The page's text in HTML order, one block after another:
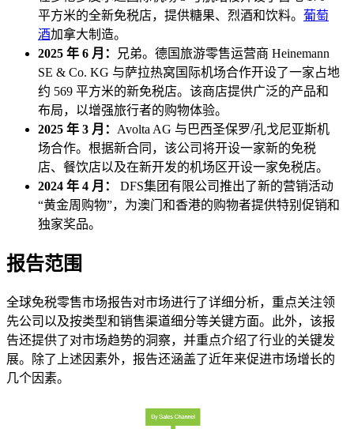
平方米的全新免税店，提供糖果、烈酒和饮料。 葡萄
酒加拿大制造。
2025 年 6 月：
兄弟。德国旅游零售运营商 Heinemann
SE & Co. KG 与萨拉热窝国际机场合作开设了一家占地
约 569 平方米的新免税店。该商店提供广泛的产品和
布局，以增强旅行者的购物体验。
2025 年 3 月： Avolta AG 与巴西圣保罗/孔戈尼亚斯机
场合作。根据新合同，该公司将开设一家新的免税
店、餐饮店以及在新开发的机场区开设一家免税店。
2024 年 4 月： DFS集团有限公司推出了新的营销活动
“黄金周购物”，为澳门和香港的购物者提供特别促销和
独家奖品。
报告范围
全球免税零售市场报告对市场进行了详细分析，重点关注领
先公司以及按类型和销售渠道细分等关键方面。此外，该报
告还提供了对市场趋势的洞察，并重点介绍了行业的关键发
展。除了上述因素外，报告还涵盖了近年来促进市场增长的
几个因素。